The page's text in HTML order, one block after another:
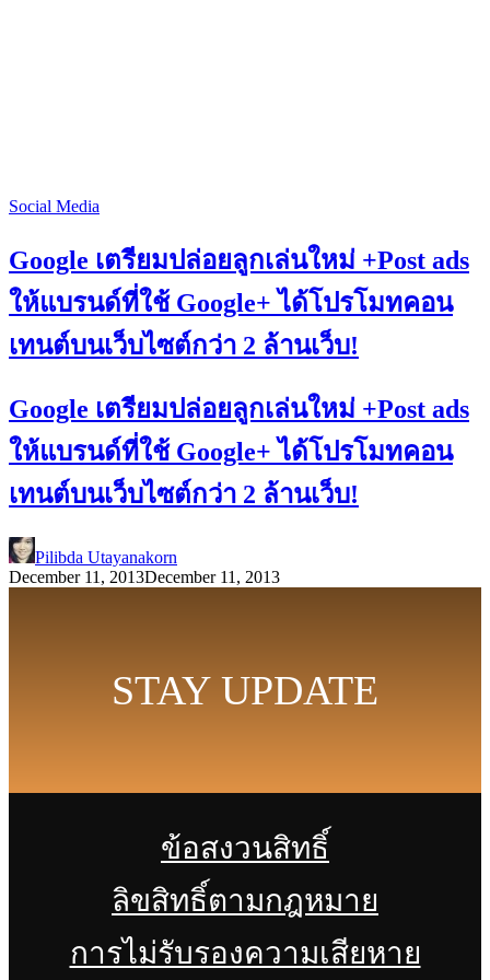
Social Media
Google เตรียมปล่อยลูกเล่นใหม่ +Post ads
ให้แบรนด์ที่ใช้ Google+ ได้โปรโมทคอน
เทนต์บนเว็บไซต์กว่า 2 ล้านเว็บ!
Google เตรียมปล่อยลูกเล่นใหม่ +Post ads
ให้แบรนด์ที่ใช้ Google+ ได้โปรโมทคอน
เทนต์บนเว็บไซต์กว่า 2 ล้านเว็บ!
Pilibda Utayanakorn
December 11, 2013December 11, 2013
STAY UPDATE
ข้อสงวนสิทธิ์
ลิขสิทธิ์ตามกฎหมาย
การไม่รับรองความเสียหาย